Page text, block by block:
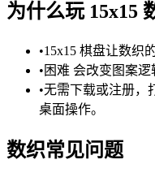
为什么玩 15x15
•15x15 棋盘让数织
• 困难 会改变图案逻
•无需下载或注册，
桌面操作。
数织常见问题